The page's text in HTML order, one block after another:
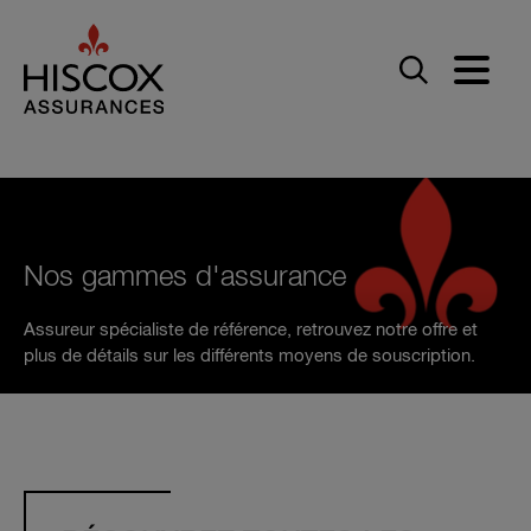
Nos gammes d'assurance
Assureur spécialiste de référence, retrouvez notre offre et
plus de détails sur les différents moyens de souscription.